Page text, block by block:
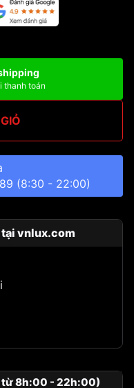
thanh toán
(8:30 - 22:00)
tại vnlux.com
từ 8h:00 - 22h:00)